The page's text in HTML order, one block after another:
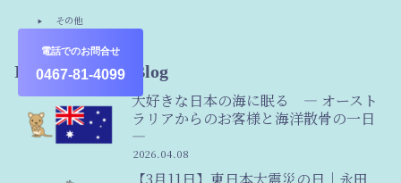
電話でのお問合せ
0467-81-4099
その他
Information & Blog
大好きな日本の海に眠る ― オースト
ラリアからのお客様と海洋散骨の一日
―
2026.04.08